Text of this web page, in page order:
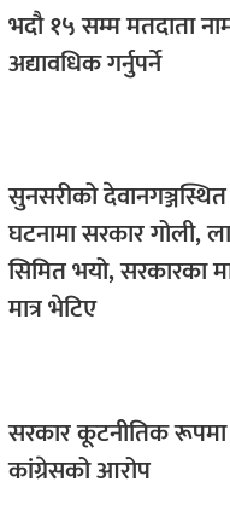
भदौ १५ सम्म मतदाता
अद्यावधिक गर्नुपर्ने
सुनसरीको
घटनामा सरकार गोली,
सिमित भयो, सरकारका
मात्र भेटिए
सरकार कूटनीतिक
कांग्रेसको आरोप